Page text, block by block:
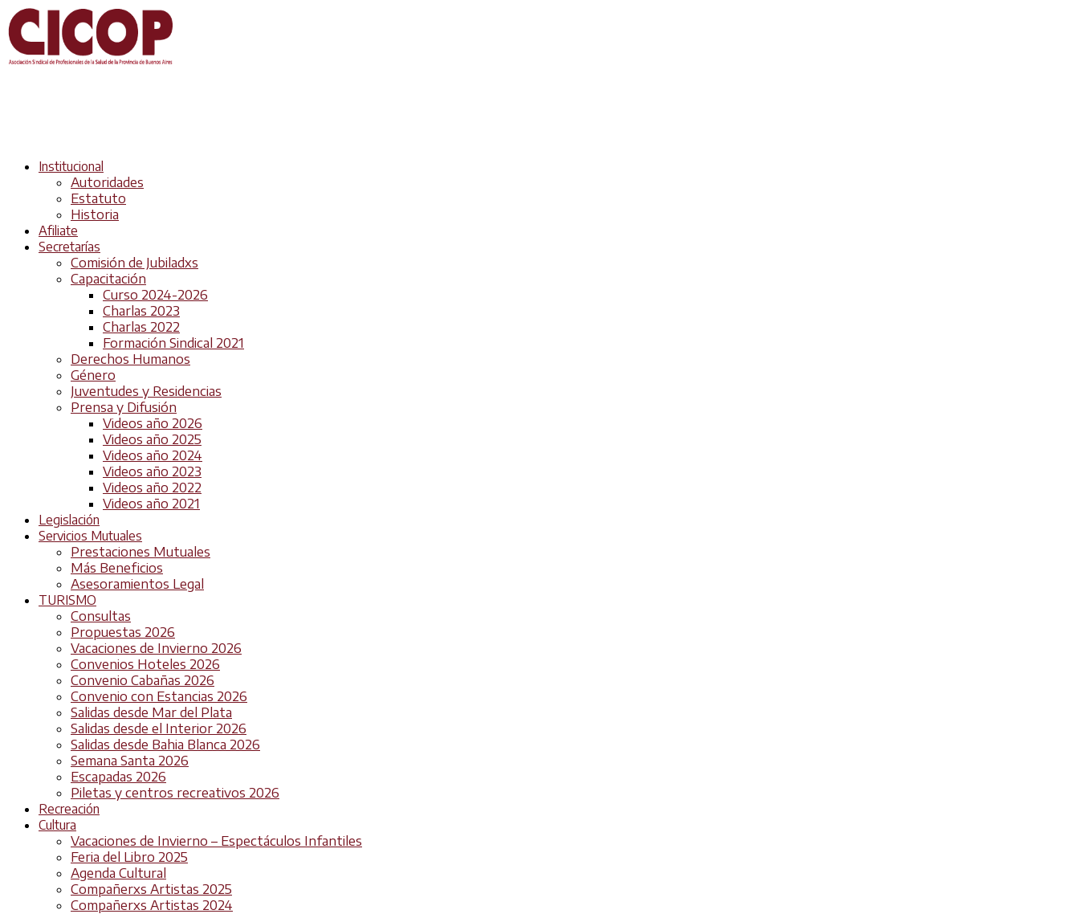
Institucional
Autoridades
Estatuto
Historia
Afiliate
Secretarías
Comisión de Jubiladxs
Capacitación
Curso 2024-2026
Charlas 2023
Charlas 2022
Formación Sindical 2021
Derechos Humanos
Género
Juventudes y Residencias
Prensa y Difusión
Videos año 2026
Videos año 2025
Videos año 2024
Videos año 2023
Videos año 2022
Videos año 2021
Legislación
Servicios Mutuales
Prestaciones Mutuales
Más Beneficios
Asesoramientos Legal
TURISMO
Consultas
Propuestas 2026
Vacaciones de Invierno 2026
Convenios Hoteles 2026
Convenio Cabañas 2026
Convenio con Estancias 2026
Salidas desde Mar del Plata
Salidas desde el Interior 2026
Salidas desde Bahia Blanca 2026
Semana Santa 2026
Escapadas 2026
Piletas y centros recreativos 2026
Recreación
Cultura
Vacaciones de Invierno – Espectáculos Infantiles
Feria del Libro 2025
Agenda Cultural
Compañerxs Artistas 2025
Compañerxs Artistas 2024